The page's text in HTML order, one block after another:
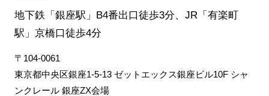
地下鉄「銀座駅」B4番出口徒歩3分、JR「有楽町
駅」京橋口徒歩4分
〒104-0061
東京都中央区銀座1-5-13 ゼットエックス銀座ビル10F シャ
ンクレール 銀座ZX会場